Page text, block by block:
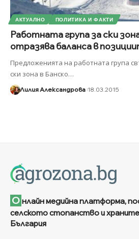
АКТУАЛНО ПОЛИТИКА И ФАКТИ
Работната група за ски
отразява баланса в
Предложенията на работната група
ски зона в Банско…
Лилия Александрова 18.03.2015
О нлайн медийна платформа,
селското стопанство и
България